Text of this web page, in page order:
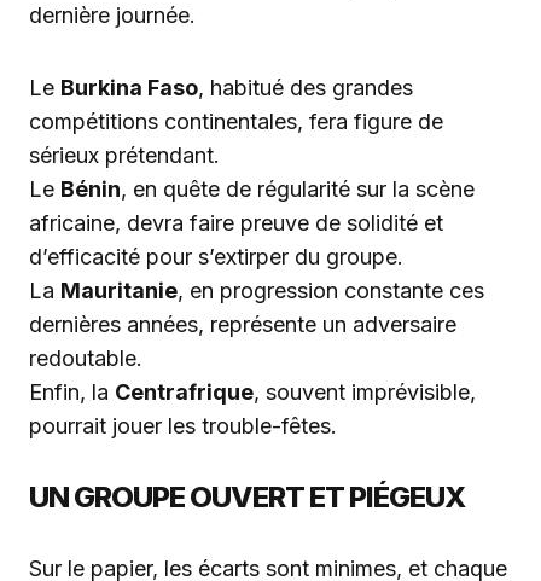
dernière journée.
Le Burkina Faso, habitué des grandes
compétitions continentales, fera figure de
sérieux prétendant.
Le Bénin, en quête de régularité sur la scène
africaine, devra faire preuve de solidité et
d’efficacité pour s’extirper du groupe.
La Mauritanie, en progression constante ces
dernières années, représente un adversaire
redoutable.
Enfin, la Centrafrique, souvent imprévisible,
pourrait jouer les trouble-fêtes.
UN GROUPE OUVERT ET PIÉGEUX
Sur le papier, les écarts sont minimes, et chaque